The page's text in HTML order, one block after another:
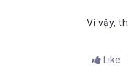
Vì vậy,
Like